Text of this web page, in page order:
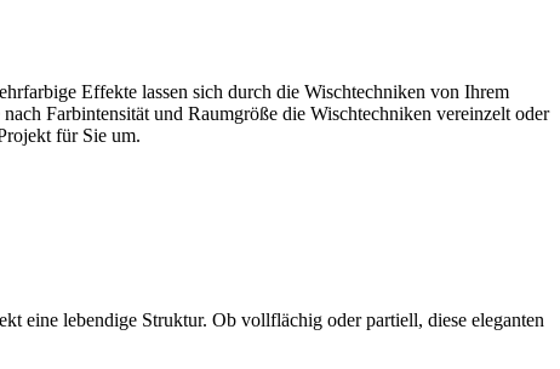
Effekte lassen sich durch die Wischtechniken von Ihrem
Farbintensität und Raumgröße die Wischtechniken vereinzelt oder
für Sie um.
eine lebendige Struktur. Ob vollflächig oder partiell, diese eleganten